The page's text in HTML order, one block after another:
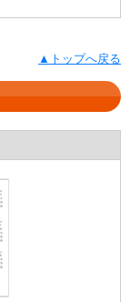
▲トップへ戻る